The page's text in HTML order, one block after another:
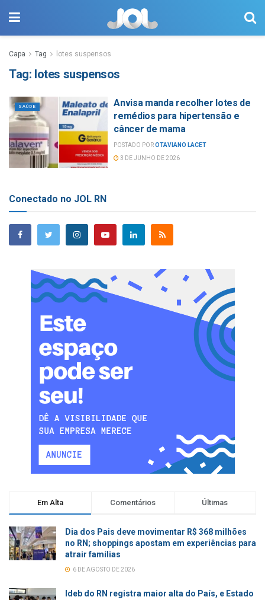
Capa Tag lotes suspensos
Tag: lotes suspensos
SAÚDE
Anvisa manda recolher lotes de
remédios para hipertensão e
câncer de mama
POSTADO POROTAVIANO LACET
3 DE JUNHO DE 2026
Conectado no JOL RN
Em Alta Comentários Últimas
Dia dos Pais deve movimentar R$ 368 milhões
no RN; shoppings apostam em experiências para
atrair famílias
6 DE AGOSTO DE 2026
Ideb do RN registra maior alta do País, e Estado